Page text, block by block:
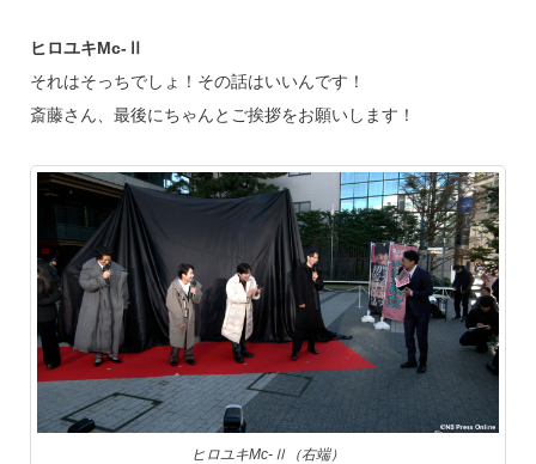
ヒロユキMc-Ⅱ
それはそっちでしょ！その話はいいんです！
斎藤さん、最後にちゃんとご挨拶をお願いします！
ヒロユキMc-Ⅱ（右端）